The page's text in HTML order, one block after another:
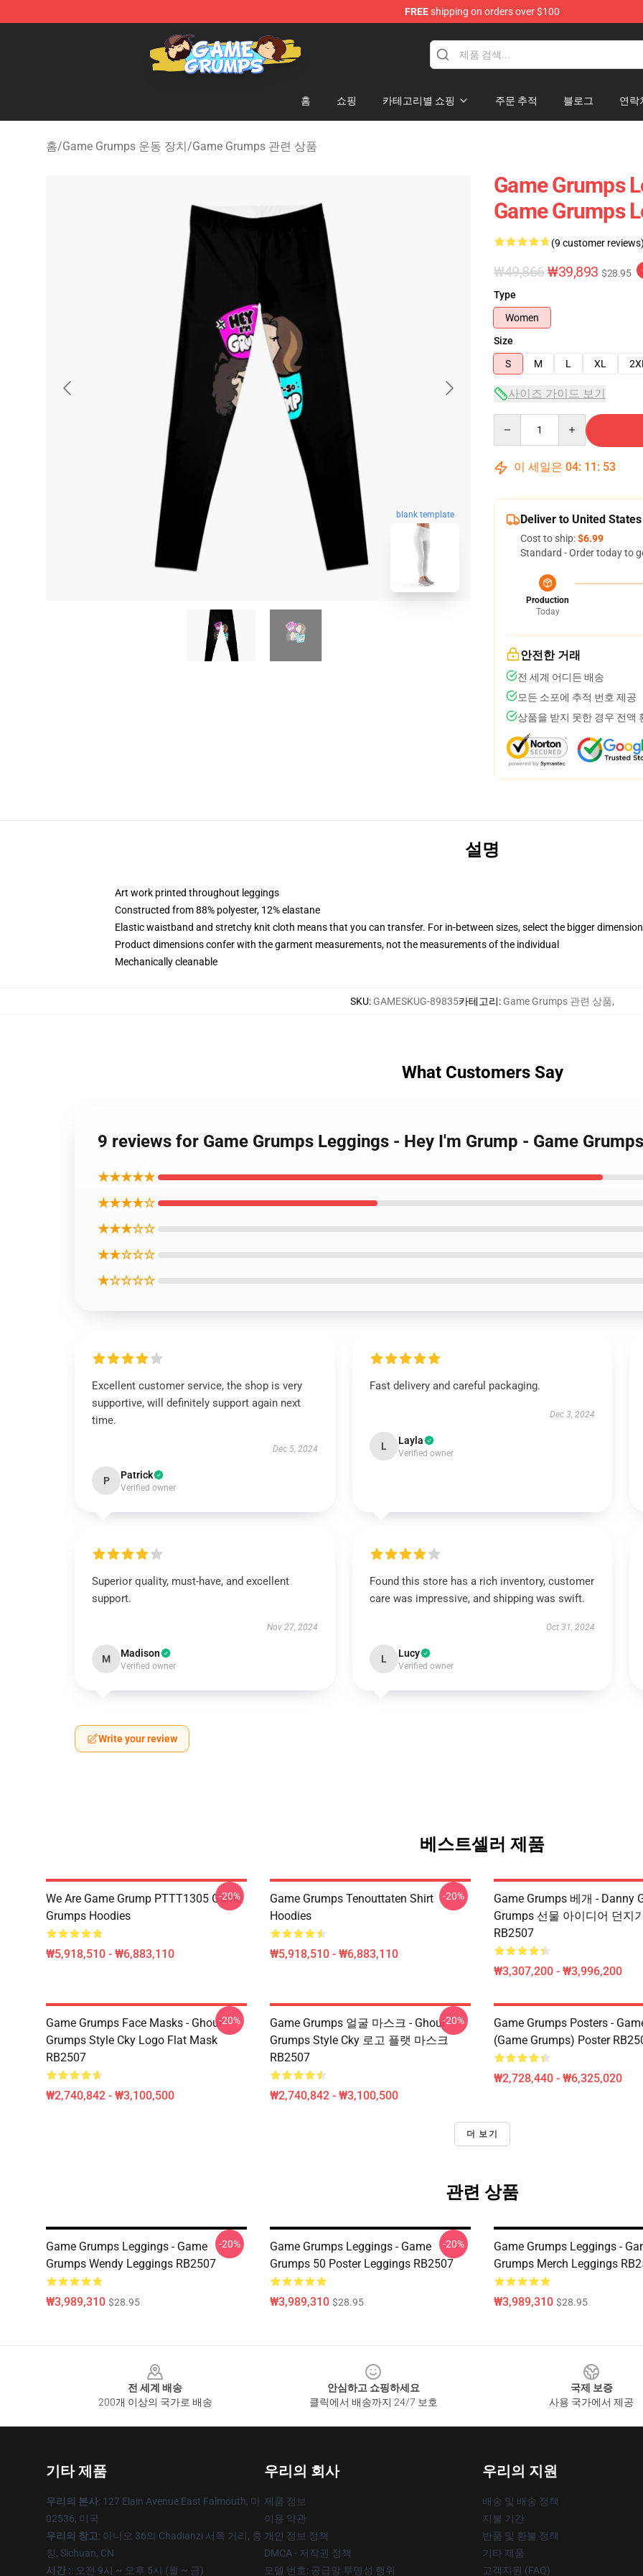
FREEshipping on orders over $100
Game Grumps Shop - Official Game Grumps Merchandise Store
홈 쇼핑 카테고리별 쇼핑 주문 추적 블로그 연락
홈/Game Grumps 운동 장치/Game Grumps 관련 상품
blank template
Game Grumps
Game Grumps
(9 customer
₩49,866₩39,893 $28.95
Type
Women
Size
S
M L XL
사이즈 가이드 보기
이 세일은 04: 11 : 52
Deliver to United States
Cost to ship:$6.99
Standard - Order today to
Production
Today
안전한 거래
전 세계 어디든 배송
모든 소포에 추적 번호 제공
상품을 받지 못한 경우 전액
설명
Art work printed throughout leggings
Constructed from 88% polyester, 12% elastane
Elastic waistband and stretchy knit cloth means that you can transfer. For in-between sizes, select the bigger dimension
Product dimensions confer with the garment measurements, not the measurements of the individual
Mechanically cleanable
SKU: GAMESKUG-89835카테고리: Game Grumps 관련 상품,
What Customers Say
9 reviews for Game Grumps Leggings - Hey I'm Grump - Game
★★★★★
★★★★☆
★★★☆☆
★★☆☆☆
★☆☆☆☆
Excellent customer service, the shop is very
supportive, will definitely support again next
time.
Dec 5, 2024
P Patrick
Verified owner
Fast delivery and careful packaging.
Dec 3, 2024
L Layla
Verified owner
Superior quality, must-have, and excellent
support.
Nov 27, 2024
M Madison
Verified owner
Found this store has a rich inventory, customer
care was impressive, and shipping was swift.
Oct 31, 2024
L Lucy
Verified owner
Write your review
베스트셀러 제품
We Are Game Grump PTTT1305 Game
Grumps Hoodies
₩5,918,510 - ₩6,883,110
-20%
Game Grumps Tenouttaten Shirt
Hoodies
₩5,918,510 - ₩6,883,110
-20%
Game Grumps 베개 - Danny
Grumps 선물 아이디어 던지
RB2507
₩3,307,200 - ₩3,996,200
Game Grumps Face Masks - Ghoul
Grumps Style Cky Logo Flat Mask
RB2507
₩2,740,842 - ₩3,100,500
-20%
Game Grumps 얼굴 마스크 - Ghoul
Grumps Style Cky 로고 플랫 마스크
RB2507
₩2,740,842 - ₩3,100,500
-20%
Game Grumps Posters -
(Game Grumps) Poster
₩2,728,440 - ₩6,325,020
더 보기
관련 상품
Game Grumps Leggings - Game
Grumps Wendy Leggings RB2507
₩3,989,310 $28.95
-20%
Game Grumps Leggings - Game
Grumps 50 Poster Leggings RB2507
₩3,989,310 $28.95
-20%
Game Grumps Leggings -
Grumps Merch Leggings
₩3,989,310 $28.95
전 세계 배송
200개 이상의 국가로 배송
안심하고 쇼핑하세요
클릭에서 배송까지 24/7 보호
국제 보증
사용 국가에서 제공
기타 제품
우리의 본사: 127 Elain Avenue East Falmouth, 마
02536, 미국
우리의 창고: 아니오 36의 Chadianzi 서쪽 거리, 충
칭, Sichuan, CN
시간 :: 오전 9시 ~ 오후 5시 (월 ~ 금)
우리의 회사
제품 정보
이용 약관
개인 정보 정책
DMCA - 저작권 정책
모델 번호: 공급망 투명성 행위
우리의 지원
배송 및 배송 정책
지불 기간
반품 및 환불 정책
기타 제품
고객지원 (FAQ)